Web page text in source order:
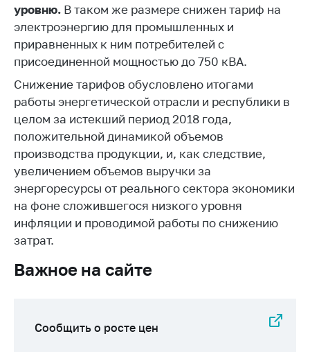
Торговля и услуги
Регулирование и
контроль закупок
потребителей
Регулирование
рекламной
деятельности
Международное
Применение мер
нетарифного
регулирования
Биржевая торговля
Беларусь
уровню. В таком же размере снижен тариф на
электроэнергию для промышленных и
приравненных к ним потребителей с
присоединенной мощностью до 750 кВА.
Снижение тарифов обусловлено итогами
работы энергетической отрасли и республики в
целом за истекший период 2018 года,
положительной динамикой объемов
производства продукции, и, как следствие,
увеличением объемов выручки за
энергоресурсы от реального сектора экономики
на фоне сложившегося низкого уровня
инфляции и проводимой работы по снижению
затрат.
Важное на сайте
Сообщить о росте цен